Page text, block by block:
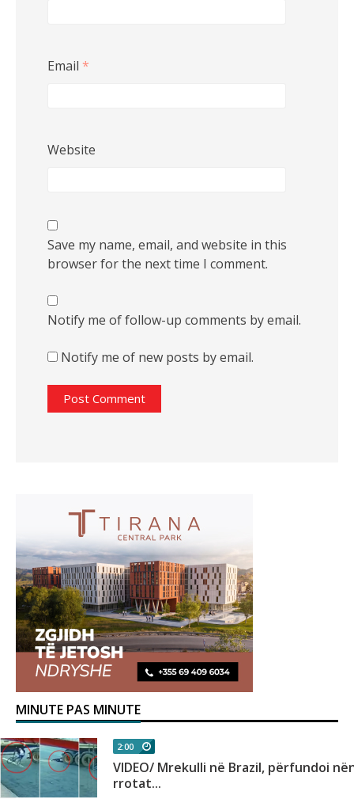
Email *
Website
Save my name, email, and website in this
browser for the next time I comment.
Notify me of follow-up comments by email.
Notify me of new posts by email.
MINUTE PAS MINUTE
2:00
VIDEO/ Mrekulli në Brazil, përfundoi
rrotat...